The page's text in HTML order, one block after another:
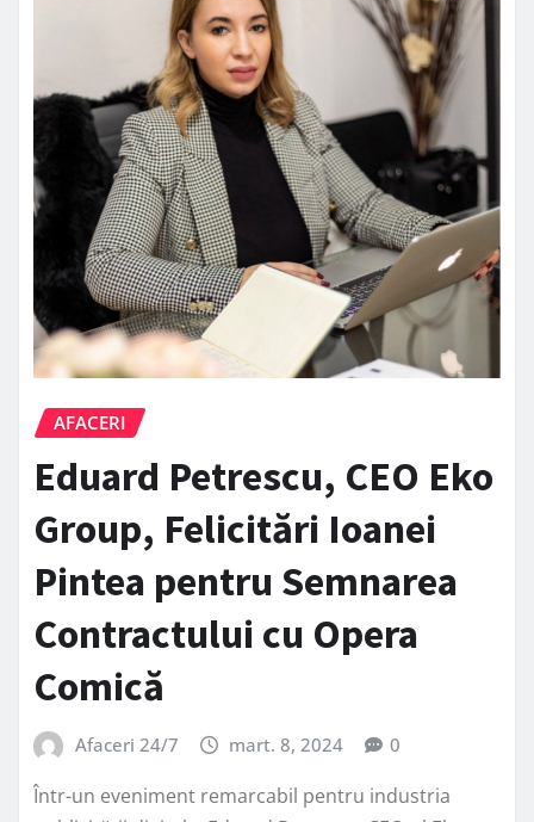
AFACERI
Eduard Petrescu, CEO Eko
Group, Felicitări Ioanei
Pintea pentru Semnarea
Contractului cu Opera
Comică
Afaceri 24/7 mart. 8, 2024 0
Într-un eveniment remarcabil pentru industria